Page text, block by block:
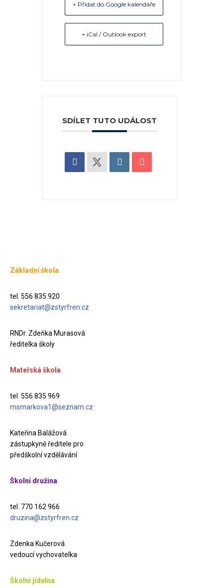
+ Přidat do Google kalendáře
+ iCal / Outlook export
SDÍLET TUTO UDÁLOST
Základní škola
tel. 556 835 920
sekretariat@zstyrfren.cz
RNDr. Zdeňka Murasová
ředitelka školy
Mateřská škola
tel. 556 835 969
msmarkova1@seznam.cz
Kateřina Balážová
zástupkyně ředitele pro
předškolní vzdělávání
Školní družina
tel. 770 162 966
druzina@zstyrfren.cz
Zdenka Kučerová
vedoucí vychovatelka
Školní jídelna